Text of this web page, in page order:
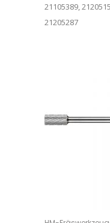
21105389,
21205287